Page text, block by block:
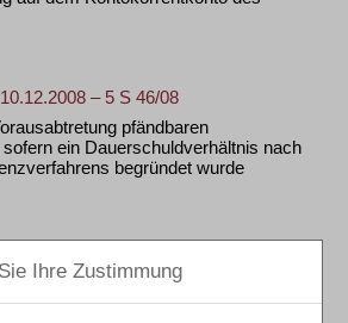
– 5 S 46/08
pfändbaren
ein Dauerschuldverhältnis nach
begründet wurde
18.07.2008 – 9 T 27/08
für Insolvenzstreitigkeit